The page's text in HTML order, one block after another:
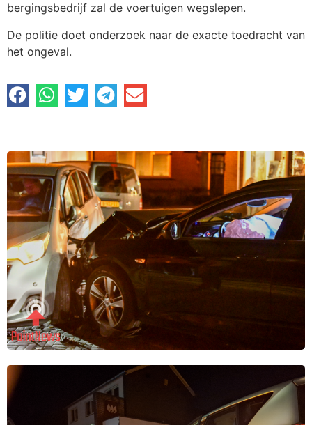
bergingsbedrijf zal de voertuigen wegslepen.
De politie doet onderzoek naar de exacte toedracht van
het ongeval.